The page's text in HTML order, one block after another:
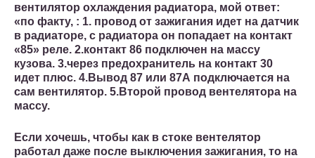
вентилятор охлаждения радиатора, мой ответ:
«по факту, : 1. провод от зажигания идет на датчик
в радиаторе, с радиатора он попадает на контакт
«85» реле. 2.контакт 86 подключен на массу
кузова. 3.через предохранитель на контакт 30
идет плюс. 4.Вывод 87 или 87А подключается на
сам вентилятор. 5.Второй провод вентелятора на
массу.
Если хочешь, чтобы как в стоке вентелятор
работал даже после выключения зажигания, то на